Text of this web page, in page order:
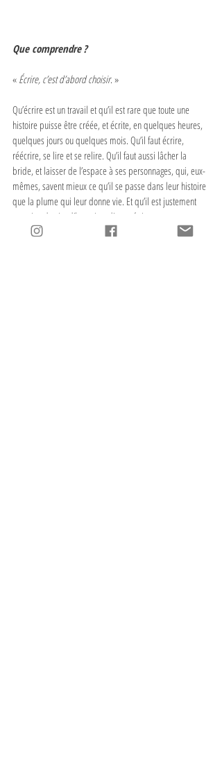
Que comprendre ?
« Écrire, c’est d’abord choisir. »
Qu’écrire est un travail et qu’il est rare que toute une
histoire puisse être créée, et écrite, en quelques heures,
quelques jours ou quelques mois. Qu’il faut écrire,
réécrire, se lire et se relire. Qu’il faut aussi lâcher la
bride, et laisser de l’espace à ses personnages, qui, eux-
mêmes, savent mieux ce qu’il se passe dans leur histoire
que la plume qui leur donne vie. Et qu’il est justement
question de vie, d’humains, d’asymétrie…